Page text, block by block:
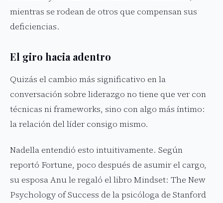
mientras se rodean de otros que compensan sus
deficiencias.
El giro hacia adentro
Quizás el cambio más significativo en la
conversación sobre liderazgo no tiene que ver con
técnicas ni frameworks, sino con algo más íntimo:
la relación del líder consigo mismo.
Nadella entendió esto intuitivamente. Según
reportó Fortune, poco después de asumir el cargo,
su esposa Anu le regaló el libro Mindset: The New
Psychology of Success de la psicóloga de Stanford